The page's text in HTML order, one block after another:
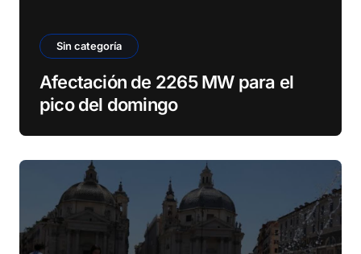
Sin categoría
Afectación de 2265 MW para el
pico del domingo